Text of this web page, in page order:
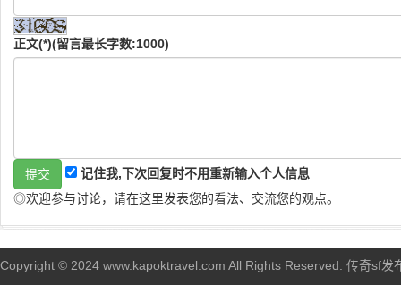
正文(*)(留言最长字数:1000)
记住我,下次回复时不用重新输入个人信息
◎欢迎参与讨论，请在这里发表您的看法、交流您的观点。
Copyright © 2024 www.kapoktravel.com All Rights Reserved. 传奇sf发